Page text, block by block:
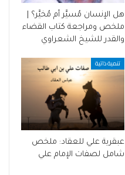
هل الإنسان مُسيَّر أم مُخيَّر؟ |
ملخص ومراجعة كتاب القضاء
والقدر للشيخ الشعراوي
تنمية ذاتية
عبقرية علي للعقاد: ملخص
شامل لصفات الإمام علي